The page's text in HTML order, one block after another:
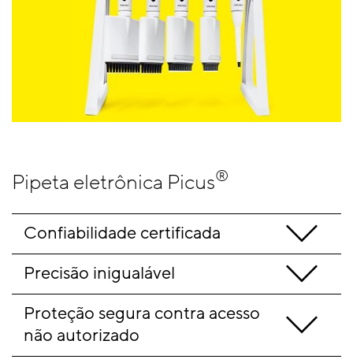
Pipeta eletrônica Picus®
Confiabilidade certificada
Precisão inigualável
Proteção segura contra acesso
não autorizado